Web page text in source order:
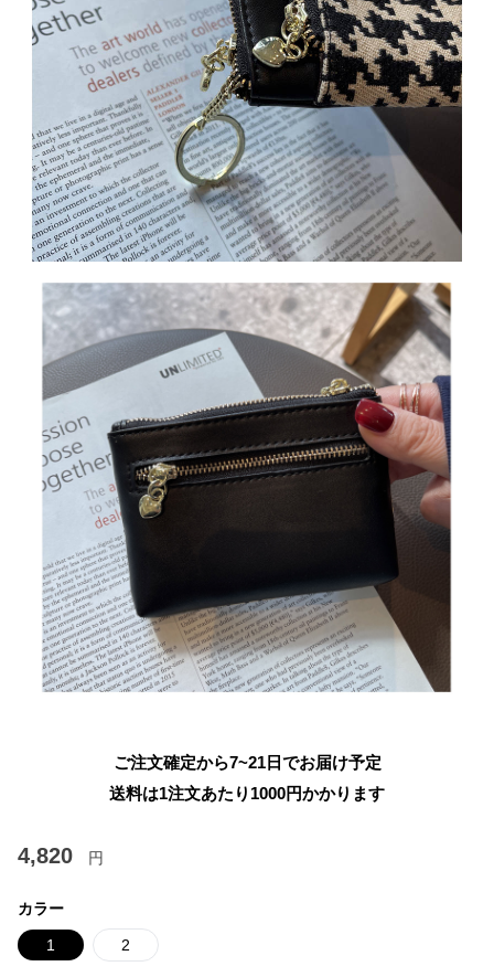
ご注文確定から7~21日でお届け予定
送料は1注文あたり 1000円かかります
4,820 円
カラー
1 2